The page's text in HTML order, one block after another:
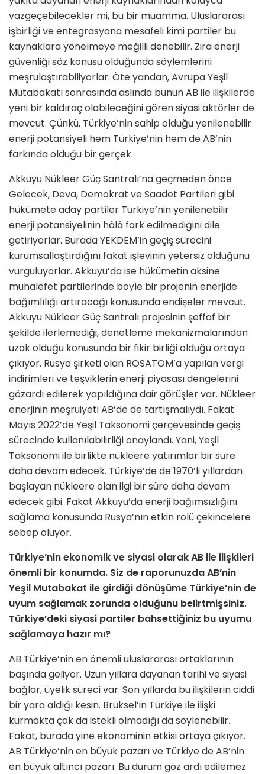
vazgeçebilecekler mi, bu bir muamma. Uluslararası
işbirliği ve entegrasyona mesafeli kimi partiler bu
kaynaklara yönelmeye meğilli denebilir. Zira enerji
güvenliği söz konusu olduğunda söylemlerini
meşrulaştırabiliyorlar. Öte yandan, Avrupa Yeşil
Mutabakatı sonrasında aslında bunun AB ile ilişkilerde
yeni bir kaldıraç olabileceğini gören siyasi aktörler de
mevcut. Çünkü, Türkiye’nin sahip olduğu yenilenebilir
enerji potansiyeli hem Türkiye’nin hem de AB’nin
farkında olduğu bir gerçek.
Akkuyu Nükleer Güç Santralı’na geçmeden önce
Gelecek, Deva, Demokrat ve Saadet Partileri gibi
hükümete aday partiler Türkiye’nin yenilenebilir
enerji potansiyelinin hâlâ fark edilmediğini dile
getiriyorlar. Burada YEKDEM’in geçiş sürecini
kurumsallaştırdığını fakat işlevinin yetersiz olduğunu
vurguluyorlar. Akkuyu’da ise hükümetin aksine
muhalefet partilerinde böyle bir projenin enerjide
bağımlılığı artıracağı konusunda endişeler mevcut.
Akkuyu Nükleer Güç Santralı projesinin şeffaf bir
şekilde ilerlemediği, denetleme mekanizmalarından
uzak olduğu konusunda bir fikir birliği olduğu ortaya
çıkıyor. Rusya şirketi olan ROSATOM’a yapılan vergi
indirimleri ve teşviklerin enerji piyasası dengelerini
gözardı edilerek yapıldığına dair görüşler var. Nükleer
enerjinin meşruiyeti AB’de de tartışmalıydı. Fakat
Mayıs 2022’de Yeşil Taksonomi çerçevesinde geçiş
sürecinde kullanılabilirliği onaylandı. Yani, Yeşil
Taksonomi ile birlikte nükleere yatırımlar bir süre
daha devam edecek. Türkiye’de de 1970’li yıllardan
başlayan nükleere olan ilgi bir süre daha devam
edecek gibi. Fakat Akkuyu’da enerji bağımsızlığını
sağlama konusunda Rusya’nın etkin rolü çekincelere
sebep oluyor.
Türkiye’nin ekonomik ve siyasi olarak AB ile ilişkileri
önemli bir konumda. Siz de raporunuzda AB’nin
Yeşil Mutabakat ile girdiği dönüşüme Türkiye’nin de
uyum sağlamak zorunda olduğunu belirtmişsiniz.
Türkiye’deki siyasi partiler bahsettiğiniz bu uyumu
sağlamaya hazır mı?
AB Türkiye’nin en önemli uluslararası ortaklarının
başında geliyor. Uzun yıllara dayanan tarihi ve siyasi
bağlar, üyelik süreci var. Son yıllarda bu ilişkilerin ciddi
bir yara aldığı kesin. Brüksel’in Türkiye ile ilişki
kurmakta çok da istekli olmadığı da söylenebilir.
Fakat, burada yine ekonominin etkisi ortaya çıkıyor.
AB Türkiye’nin en büyük pazarı ve Türkiye de AB’nin
en büyük altıncı pazarı. Bu durum göz ardı edilemez